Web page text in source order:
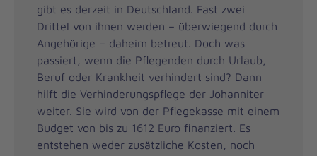
gibt es derzeit in Deutschland. Fast zwei
Drittel von ihnen werden – überwiegend durch
Angehörige – daheim betreut. Doch was
passiert, wenn die Pflegenden durch Urlaub,
Beruf oder Krankheit verhindert sind? Dann
hilft die Verhinderungspflege der Johanniter
weiter. Sie wird von der Pflegekasse mit einem
Budget von bis zu 1612 Euro finanziert. Es
entstehen weder zusätzliche Kosten, noch